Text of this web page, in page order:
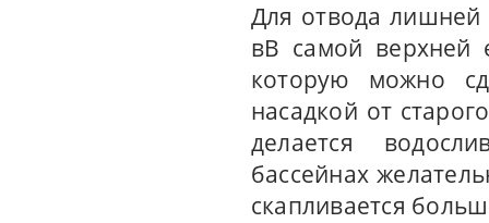
Для отвода лишней
вВ самой верхней
которую можно
насадкой от
делается
бассейнах
скапливается